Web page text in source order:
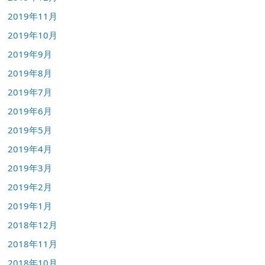
2019年11月
2019年10月
2019年9月
2019年8月
2019年7月
2019年6月
2019年5月
2019年4月
2019年3月
2019年2月
2019年1月
2018年12月
2018年11月
2018年10月